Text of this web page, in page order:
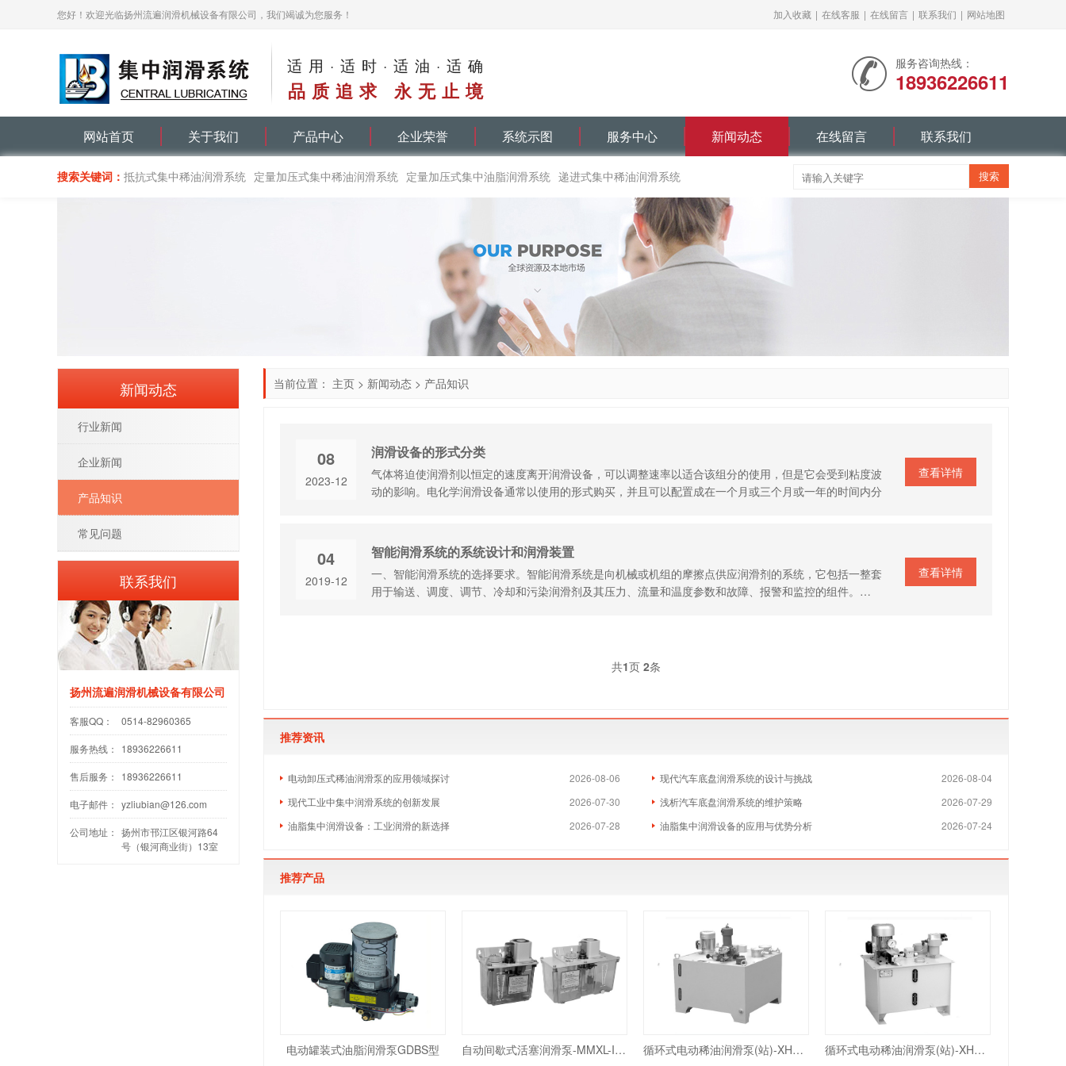
您好！欢迎光临扬州流遍润滑机械设备有限公司，我们竭诚为您服务！ 加入收藏 | 在线客服 | 在线留言 | 联系我们 | 网站地图
适用·适时·适油·适确
品质追求 永无止境
服务咨询热线：
18936226611
网站首页 关于我们 产品中心 企业荣誉 系统示图 服务中心 新闻动态 在线留言 联系我们
搜索关键词： 抵抗式集中稀油润滑系统 定量加压式集中稀油润滑系统 定量加压式集中油脂润滑系统 递进式集中稀油润滑系统
当前位置： 主页 > 新闻动态 > 产品知识
08
2023-12
润滑设备的形式分类
气体将迫使润滑剂以恒定的速度离开润滑设备，可以调整速率以适合该组分的使用，但是它会受到粘度波
动的影响。电化学润滑设备通常以使用的形式购买，并且可以配置成在一个月或三个月或一年的时间内分
查看详情
04
2019-12
智能润滑系统的系统设计和润滑装置
一、智能润滑系统的选择要求。智能润滑系统是向机械或机组的摩擦点供应润滑剂的系统，它包括一整套
用于输送、调度、调节、冷却和污染润滑剂及其压力、流量和温度参数和故障、报警和监控的组件。…
查看详情
共1页 2条
推荐资讯
2026-08-06
电动卸压式稀油润滑泵的应用领域探讨 2026-08-04
现代汽车底盘润滑系统的设计与挑战
2026-07-30
现代工业中集中润滑系统的创新发展 2026-07-29
浅析汽车底盘润滑系统的维护策略
2026-07-28
油脂集中润滑设备：工业润滑的新选择 2026-07-24
油脂集中润滑设备的应用与优势分析
推荐产品
电动罐装式油脂润滑泵GDBS型 自动间歇式活塞润滑泵-MMXL-III型 循环式电动稀油润滑泵(站)-XHZ2型 循环式电动稀油润滑泵(站)-XHZ1型
新闻动态
行业新闻
企业新闻
产品知识
常见问题
联系我们
扬州流遍润滑机械设备有限公司
客服QQ： 0514-82960365
服务热线： 18936226611
售后服务： 18936226611
电子邮件： yzliubian@126.com
公司地址： 扬州市邗江区银河路64
号（银河商业街）13室